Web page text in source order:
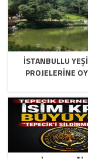
İSTANBULLU
PROJELERİNE